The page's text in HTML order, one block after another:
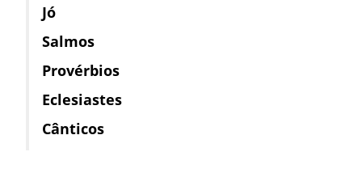
Jó
Salmos
Provérbios
Eclesiastes
Cânticos